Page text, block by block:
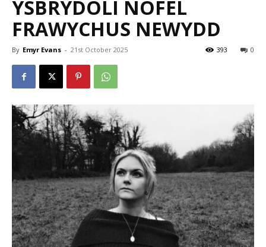
YSBRYDOLI NOFEL
FRAWYCHUS NEWYDD
By Emyr Evans - 21st October 2025 0
393